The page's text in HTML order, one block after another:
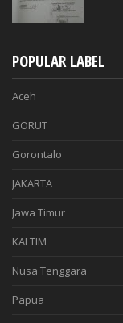
POPULAR LABEL
Aceh
GORUT
Gorontalo
JAKARTA
Jawa Timur
KALTIM
Nusa Tenggara
Papua